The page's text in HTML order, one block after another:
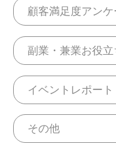
顧客満足度アン
副業・兼業お役立
イベントレポート
その他